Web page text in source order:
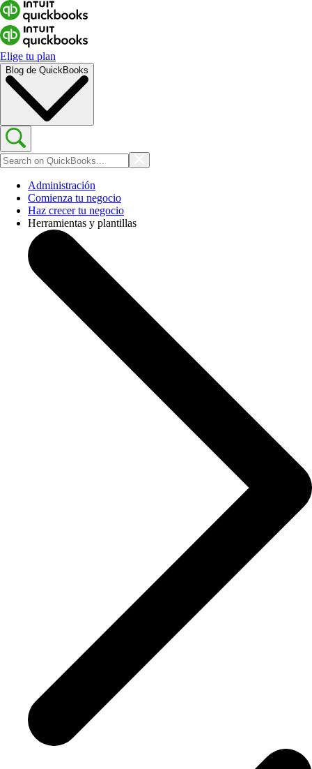
Elige tu plan
Blog de QuickBooks
Administración
Comienza tu negocio
Haz crecer tu negocio
Herramientas y plantillas